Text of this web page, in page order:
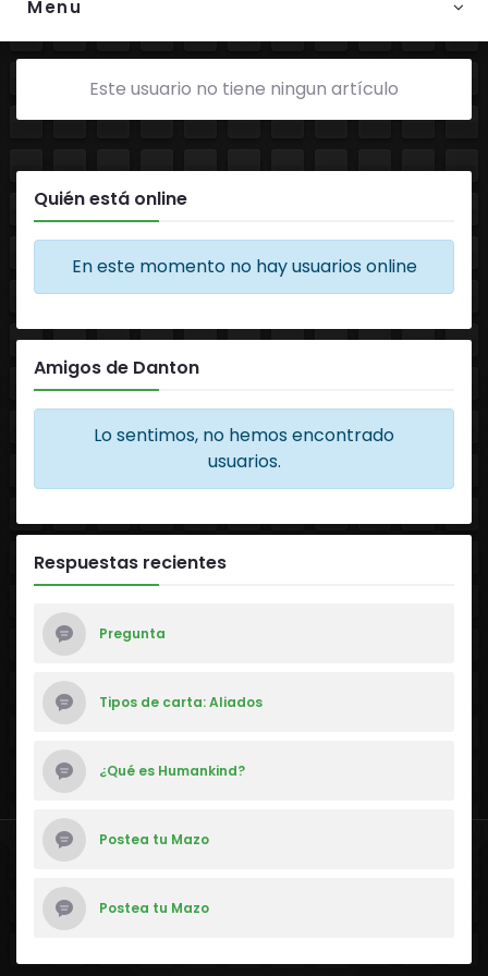
Menu
Este usuario no tiene ningun artículo
Quién está online
En este momento no hay usuarios online
Amigos de Danton
Lo sentimos, no hemos encontrado
usuarios.
Respuestas recientes
Pregunta
Tipos de carta: Aliados
¿Qué es Humankind?
Postea tu Mazo
Postea tu Mazo